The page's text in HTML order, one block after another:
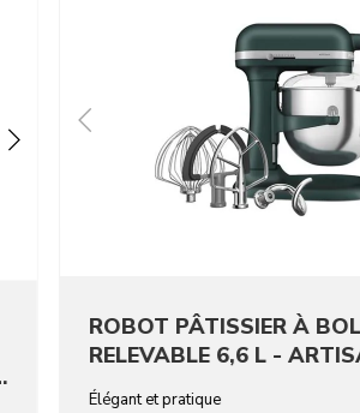
ROBOT PÂTISSIER À BOL
RELEVABLE 6,6 L -
Élégant et pratique